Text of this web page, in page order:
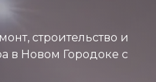
строительство и
в Новом Городоке с